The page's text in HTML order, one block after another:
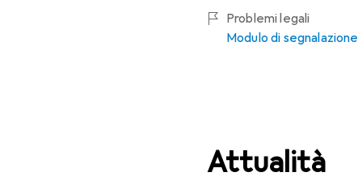
Problemi legali
Modulo di segnalazione
Attualità